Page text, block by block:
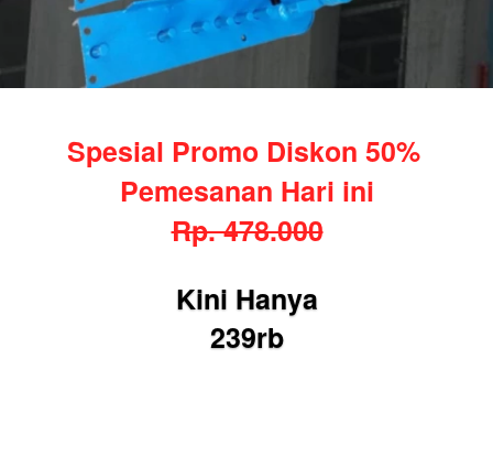
Spesial Promo Diskon 50%
Pemesanan Hari ini
Rp. 478.000
Kini Hanya
239rb